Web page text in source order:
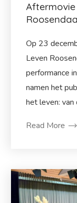
Op 23
Leven
performance
namen het
het leven: van
Read More